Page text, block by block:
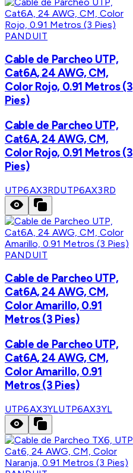
PANDUIT
Cable de Parcheo UTP,
Cat6A, 24 AWG, CM,
Color Rojo, 0.91 Metros (3
Pies)
Cable de Parcheo UTP,
Cat6A, 24 AWG, CM,
Color Rojo, 0.91 Metros (3
Pies)
UTP6AX3RDUTP6AX3RD
PANDUIT
Cable de Parcheo UTP,
Cat6A, 24 AWG, CM,
Color Amarillo, 0.91
Metros (3 Pies)
Cable de Parcheo UTP,
Cat6A, 24 AWG, CM,
Color Amarillo, 0.91
Metros (3 Pies)
UTP6AX3YLUTP6AX3YL